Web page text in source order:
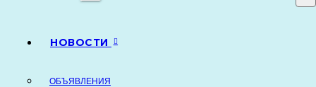
НОВОСТИ
ОБЪЯВЛЕНИЯ